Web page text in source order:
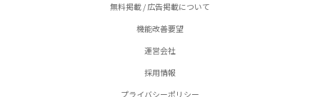
無料掲載 / 広告掲載について
機能改善要望
運営会社
採用情報
プライバシーポリシー